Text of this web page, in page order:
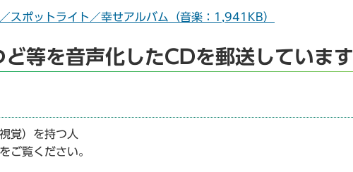
スポットライト／幸せアルバム（音楽：1,941KB）
等を音声化したCDを郵送しています
覚）を持つ人
ご覧ください。